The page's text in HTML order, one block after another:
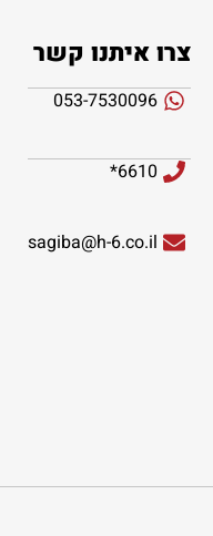
צרו איתנו קשר
053-7530096
6610*
sagiba@h-6.co.il